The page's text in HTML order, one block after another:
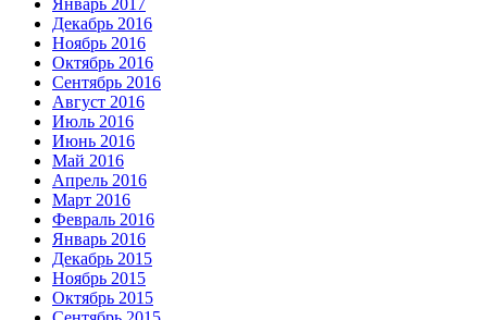
Декабрь 2016
Ноябрь 2016
Октябрь 2016
Сентябрь 2016
Август 2016
Июль 2016
Июнь 2016
Май 2016
Апрель 2016
Март 2016
Февраль 2016
Январь 2016
Декабрь 2015
Ноябрь 2015
Октябрь 2015